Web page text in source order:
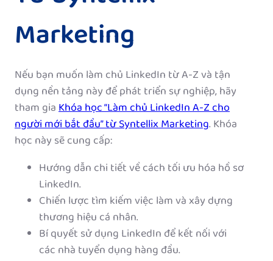
Marketing
Nếu bạn muốn làm chủ LinkedIn từ A-Z và tận
dụng nền tảng này để phát triển sự nghiệp, hãy
tham giaKhóa học “Làm chủ LinkedIn A-Z cho
người mới bắt đầu” từ Syntellix Marketing. Khóa
học này sẽ cung cấp:
Hướng dẫn chi tiết về cách tối ưu hóa hồ sơ
LinkedIn.
Chiến lược tìm kiếm việc làm và xây dựng
thương hiệu cá nhân.
Bí quyết sử dụng LinkedIn để kết nối với
các nhà tuyển dụng hàng đầu.